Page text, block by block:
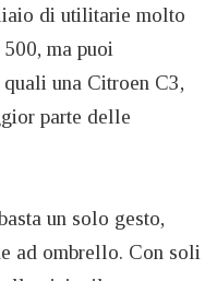
di utilitarie molto
ma puoi
una Citroen C3,
parte delle
un solo gesto,
ad ombrello. Con soli